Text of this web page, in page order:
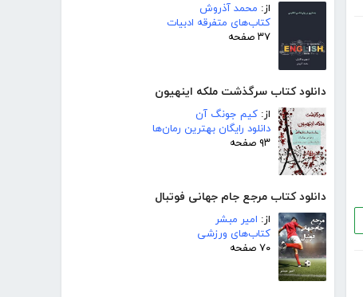
از: محمد آذروش
کتاب‌های متفرقه ادبیات
۳۷ صفحه
دانلود کتاب سرگذشت ملکه اینهیون
از: کیم جونگ آن
دانلود رایگان بهترین رمان‌ها
۹۳ صفحه
دانلود کتاب مرجع جام جهانی فوتبال
از: امیر مبشر
کتاب‌های ورزشی
۷۰ صفحه